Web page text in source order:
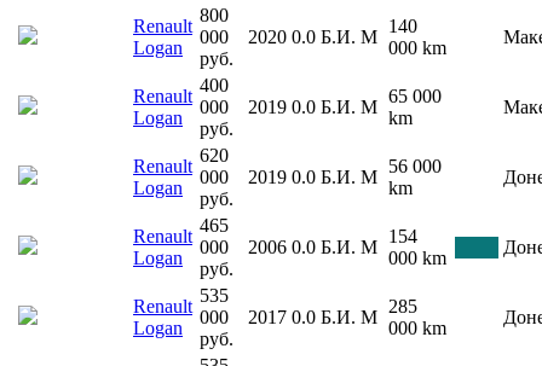
Renault
Logan
800
000
руб.
2020 0.0 Б.И. М
140
000 km
Renault
Logan
400
000
руб.
2019 0.0 Б.И. М
65 000
km
Renault
Logan
620
000
руб.
2019 0.0 Б.И. М
56 000
km
Renault
Logan
465
000
руб.
2006 0.0 Б.И. М
154
000 km
Renault
Logan
535
000
руб.
2017 0.0 Б.И. М
285
000 km